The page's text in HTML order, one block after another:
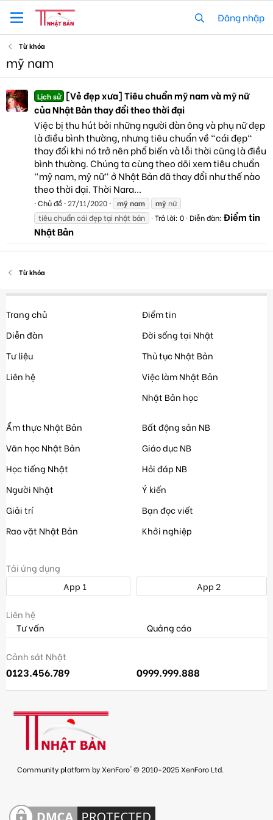
Đăng nhập
Từ khóa
mỹ nam
Lịch sử [Vẻ đẹp xưa] Tiêu chuẩn mỹ nam và mỹ nữ
của Nhật Bản thay đổi theo thời đại
Việc bị thu hút bởi những người đàn ông và phụ nữ đẹp
là điều bình thường, nhưng tiêu chuẩn về "cái đẹp"
thay đổi khi nó trở nên phổ biến và lỗi thời cũng là điều
bình thường. Chúng ta cùng theo dõi xem tiêu chuẩn
"mỹ nam, mỹ nữ" ở Nhật Bản đã thay đổi như thế nào
theo thời đại. Thời Nara...
Chủ đề 27/11/2020 mỹnam mỹ nữ
tiêu chuẩn cái đẹp tại nhật bản
Trả lời: 0 Diễn đàn: Điểm tin
Nhật Bản
Từ khóa
Trang chủ
Diễn đàn
Tư liệu
Liên hệ
Điểm tin
Đời sống tại Nhật
Thủ tục Nhật Bản
Việc làm Nhật Bản
Nhật Bản học
Ẩm thực Nhật Bản
Văn học Nhật Bản
Học tiếng Nhật
Người Nhật
Giải trí
Rao vặt Nhật Bản
Bất động sản NB
Giáo dục NB
Hỏi đáp NB
Ý kiến
Bạn đọc viết
Khởi nghiệp
Tải ứng dụng
App 1
App 2
Liên hệ
Tư vấn
Quảng cáo
Cảnh sát Nhật
0123.456.789 0999.999.888
Community platform by XenForo® © 2010-2025 XenForo Ltd.